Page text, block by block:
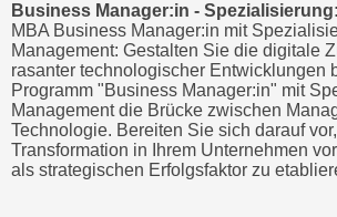
Business Manager:in -
MBA Business Manager:in mit
Management: Gestalten Sie die digitale
rasanter technologischer Entwicklungen
Programm "Business Manager:in" mit
Management die Brücke zwischen
Technologie. Bereiten Sie sich darauf
Transformation in Ihrem Unternehmen
als strategischen Erfolgsfaktor zu
o
o
k
i
e
s
a